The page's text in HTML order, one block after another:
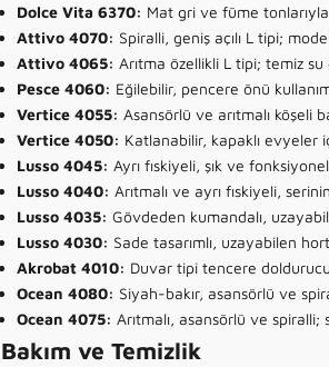
Dolce Vita 6370: Mat gri ve füme
Attivo 4070: Spiralli, geniş açılı L tipi;
Attivo 4065: Arıtma özellikli L tipi; temiz su
Pesce 4060: Eğilebilir, pencere önü
Vertice 4055: Asansörlü ve arıtmalı köşeli
Vertice 4050: Katlanabilir, kapaklı evyeler
Lusso 4045: Ayrı fıskiyeli, şık ve
Lusso 4040: Arıtmalı ve ayrı fıskiyeli,
Lusso 4035: Gövdeden kumandalı,
Lusso 4030: Sade tasarımlı, uzayabilen
Akrobat 4010: Duvar tipi tencere
Ocean 4080: Siyah-bakır, asansörlü ve
Ocean 4075: Arıtmalı, asansörlü ve
Bakım ve Temizlik